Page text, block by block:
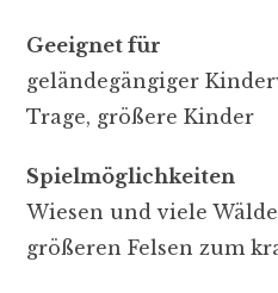
Geeignet für
geländegängiger
Trage, größere Kinder
Spielmöglichkeiten
Wiesen und viele
größeren Felsen zum